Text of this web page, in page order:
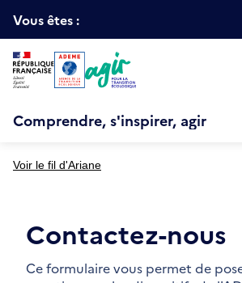
au
Ouvrir
le
menu
espace
Vous êtes :
Comprendre, s'inspirer, agir
Voir le fil d'Ariane
Contactez-nous
Ce formulaire vous permet de